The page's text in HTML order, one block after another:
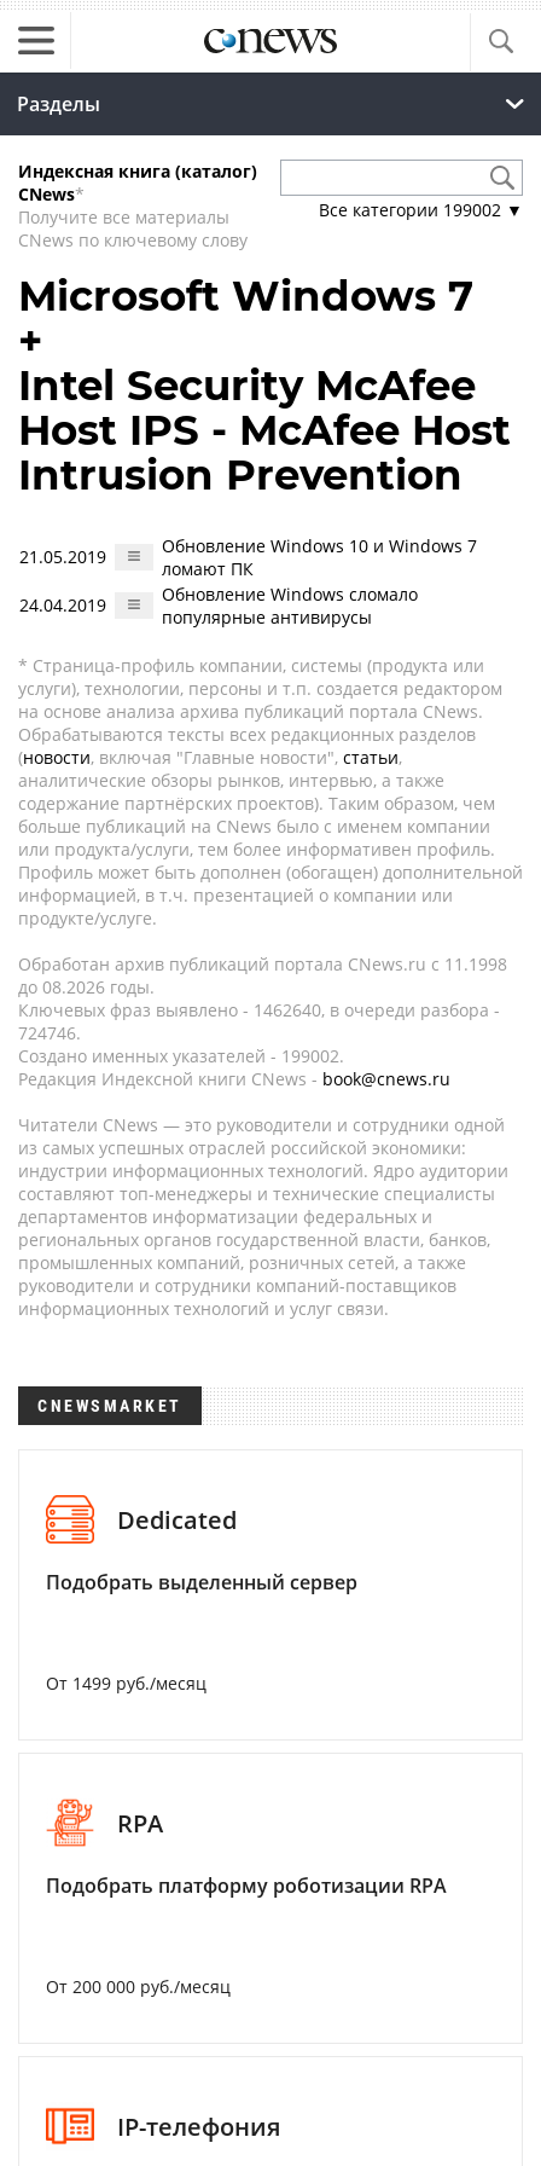
Разделы
Индексная книга (каталог)
CNews*
Получите все материалы
CNews по ключевому слову
Все категории 199002 ▼
Microsoft Windows 7
+
Intel Security McAfee
Host IPS - McAfee Host
Intrusion Prevention
21.05.2019
Обновление Windows 10 и Windows 7
ломают ПК
24.04.2019
Обновление Windows сломало
популярные антивирусы
* Страница-профиль компании, системы (продукта или
услуги), технологии, персоны и т.п. создается редактором
на основе анализа архива публикаций портала CNews.
Обрабатываются тексты всех редакционных разделов
(новости, включая "Главные новости", статьи,
аналитические обзоры рынков, интервью, а также
содержание партнёрских проектов). Таким образом, чем
больше публикаций на CNews было с именем компании
или продукта/услуги, тем более информативен профиль.
Профиль может быть дополнен (обогащен) дополнительной
информацией, в т.ч. презентацией о компании или
продукте/услуге.
Обработан архив публикаций портала CNews.ru c 11.1998
до 08.2026 годы.
Ключевых фраз выявлено - 1462640, в очереди разбора -
724746.
Создано именных указателей - 199002.
Редакция Индексной книги CNews - book@cnews.ru
Читатели CNews — это руководители и сотрудники одной
из самых успешных отраслей российской экономики:
индустрии информационных технологий. Ядро аудитории
составляют топ-менеджеры и технические специалисты
департаментов информатизации федеральных и
региональных органов государственной власти, банков,
промышленных компаний, розничных сетей, а также
руководители и сотрудники компаний-поставщиков
информационных технологий и услуг связи.
CNEWSMARKET
Dedicated
Подобрать выделенный сервер
От 1499 руб./месяц
RPA
Подобрать платформу роботизации RPA
От 200 000 руб./месяц
IP-телефония